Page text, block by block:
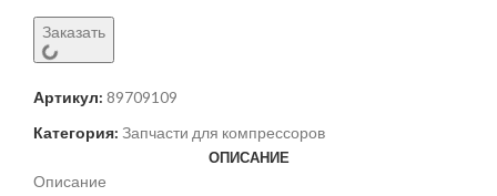
Заказать
Артикул: 89709109
Категория: Запчасти для компрессоров
ОПИСАНИЕ
Описание